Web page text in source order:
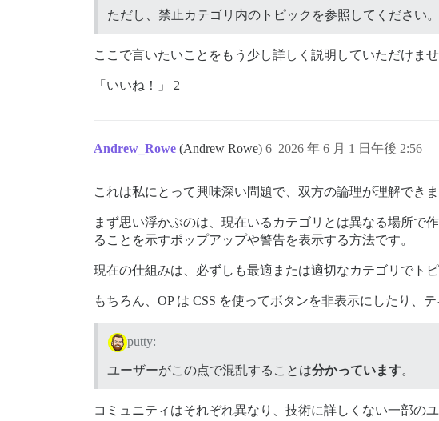
ただし、禁止カテゴリ内のトピックを参照してください。
ここで言いたいことをもう少し詳しく説明していただけま
「いいね！」 2
Andrew_Rowe (Andrew Rowe) 2026 年 6 月 1 日午後 2:56
6
これは私にとって興味深い問題で、双方の論理が理解できま
まず思い浮かぶのは、現在いるカテゴリとは異なる場所で
ることを示すポップアップや警告を表示する方法です。
現在の仕組みは、必ずしも最適または適切なカテゴリでト
もちろん、OP は CSS を使ってボタンを非表示にしたり、
putty:
ユーザーがこの点で混乱することは分かっています。
コミュニティはそれぞれ異なり、技術に詳しくない一部の